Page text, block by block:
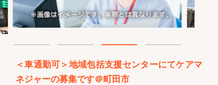
＜車通勤可＞地域包括支援センターにてケアマ
ネジャーの募集です＠町田市